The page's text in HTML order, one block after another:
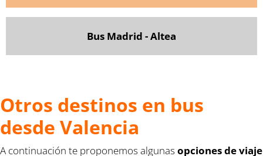
Bus Madrid - Altea
Otros destinos en bus
desde Valencia
A continuación te proponemos algunasopciones de viaje